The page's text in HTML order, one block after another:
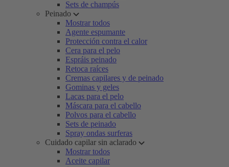
Sets de champús
Peinado
Mostrar todos
Agente espumante
Protección contra el calor
Cera para el pelo
Espráis peinado
Retoca raíces
Cremas capilares y de peinado
Gominas y geles
Lacas para el pelo
Máscara para el cabello
Polvos para el cabello
Sets de peinado
Spray ondas surferas
Cuidado capilar sin aclarado
Mostrar todos
Aceite capilar